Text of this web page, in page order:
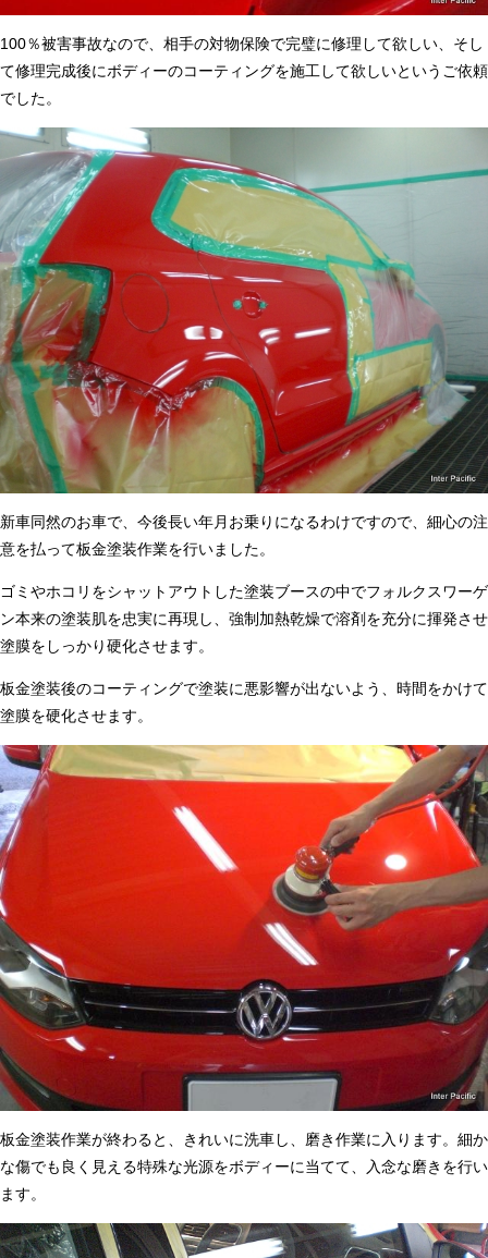
100％被害事故なので、相手の対物保険で完璧に修理して欲しい、そし
て修理完成後にボディーのコーティングを施工して欲しいというご依頼
でした。
新車同然のお車で、今後長い年月お乗りになるわけですので、細心の注
意を払って板金塗装作業を行いました。
ゴミやホコリをシャットアウトした塗装ブースの中でフォルクスワーゲ
ン本来の塗装肌を忠実に再現し、強制加熱乾燥で溶剤を充分に揮発させ
塗膜をしっかり硬化させます。
板金塗装後のコーティングで塗装に悪影響が出ないよう、時間をかけて
塗膜を硬化させます。
板金塗装作業が終わると、きれいに洗車し、磨き作業に入ります。細か
な傷でも良く見える特殊な光源をボディーに当てて、入念な磨きを行い
ます。